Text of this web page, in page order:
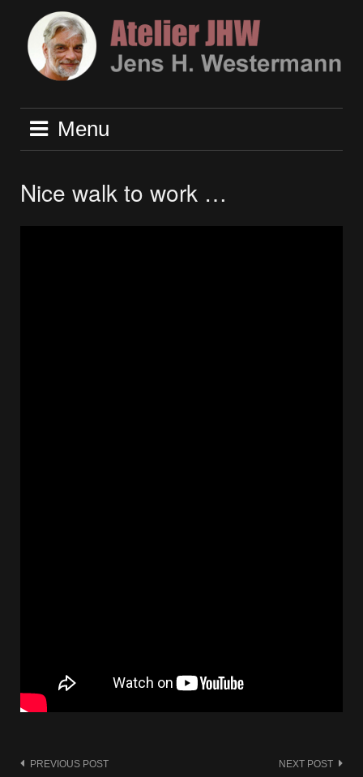
content
Menu
Nice walk to work …
Post
PREVIOUS POST NEXT POST